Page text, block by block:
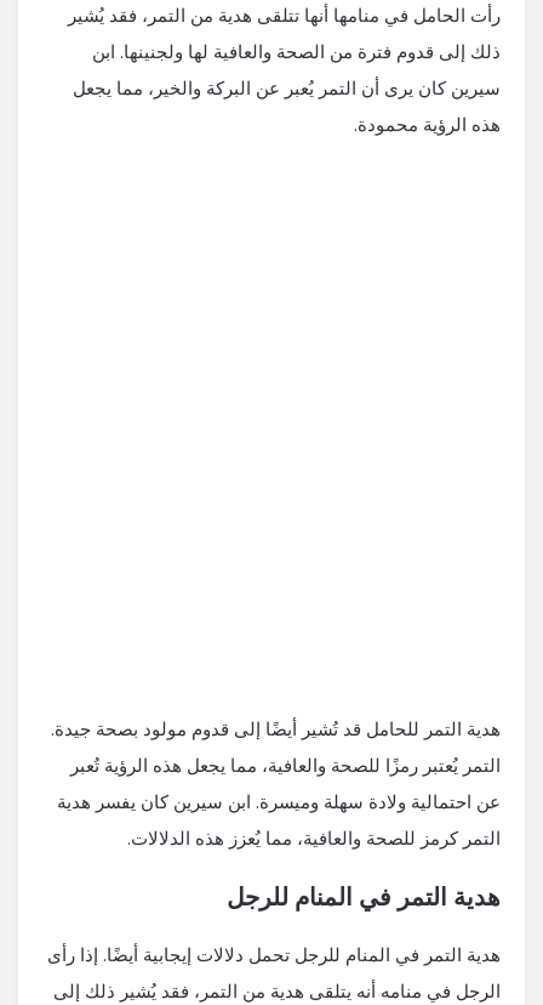
رأت الحامل في منامها أنها تتلقى هدية من التمر، فقد يُشير
ذلك إلى قدوم فترة من الصحة والعافية لها ولجنينها. ابن
سيرين كان يرى أن التمر يُعبر عن البركة والخير، مما يجعل
هذه الرؤية محمودة.
هدية التمر للحامل قد تُشير أيضًا إلى قدوم مولود بصحة جيدة.
التمر يُعتبر رمزًا للصحة والعافية، مما يجعل هذه الرؤية تُعبر
عن احتمالية ولادة سهلة وميسرة. ابن سيرين كان يفسر هدية
التمر كرمز للصحة والعافية، مما يُعزز هذه الدلالات.
هدية التمر في المنام للرجل
هدية التمر في المنام للرجل تحمل دلالات إيجابية أيضًا. إذا رأى
الرجل في منامه أنه يتلقى هدية من التمر، فقد يُشير ذلك إلى